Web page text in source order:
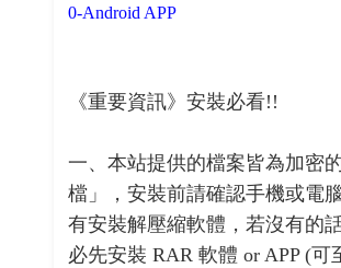
0-Android APP
《重要資訊》安裝必看!!
一、本站提供的檔案皆為加密
檔」，安裝前請確認手機或電
有安裝解壓縮軟體，若沒有的
必先安裝 RAR 軟體 or APP (可